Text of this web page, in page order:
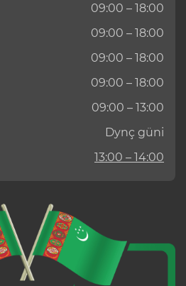
09:00 – 18:00
09:00 – 18:00
09:00 – 18:00
09:00 – 18:00
09:00 – 13:00
Dynç güni
13:00 – 14:00